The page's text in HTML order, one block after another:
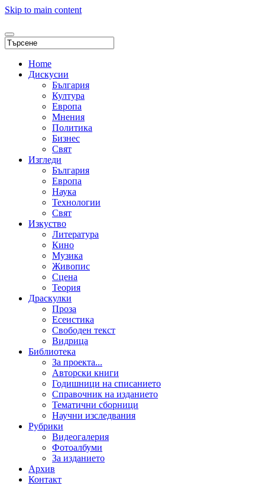
Skip to main content
Home
Дискусии
България
Култура
Европа
Мнения
Политика
Бизнес
Свят
Изгледи
България
Европа
Наука
Технологии
Свят
Изкуство
Литература
Кино
Музика
Живопис
Сцена
Теория
Драскулки
Проза
Есеистика
Свободен текст
Видрица
Библиотека
За проекта...
Авторски книги
Годишници на списанието
Справочник на изданието
Тематични сборници
Научни изследвания
Рубрики
Видеогалерия
Фотоалбуми
За изданието
Архив
Контакт